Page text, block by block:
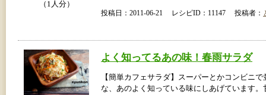
（1人分）
投稿日：2011-06-21 レシピID：11147 投稿者：
よく知ってるあの味！春雨サラダ
【簡単カフェサラダ】スーパーとかコンビニ
な、あのよく知っている味にしあげています。